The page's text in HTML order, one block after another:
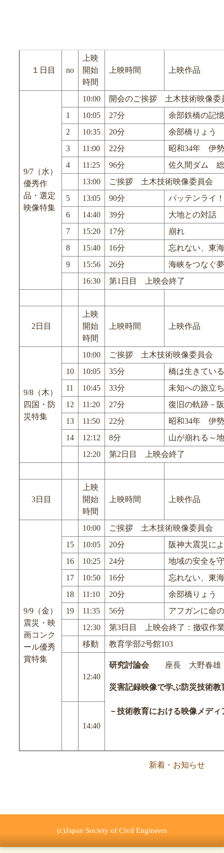
１日目 no
上映
開始
時間
上映時間 上映作品
9/7（水）
優秀作
品・選定
映像特集
10:00
開会のご挨拶 土木技術映像委
1
10:05 27分
余部鉄橋の記憶
2
10:35 20分
余部橋りょう
3
11:00 22分
昭和34年 伊
4
11:25 96分
佐久間ダム 総
13:00
ご挨拶 土木技術映像委員会
5
13:05 90分
パッテンライ
6
14:40 39分
大地との対話
7
15:20 17分
崩れ
8
15:40 16分
忘れない、東
9
15:56 26分
海峡をつなぐ
16:30
第1日目 上映会終了
2日目
上映
開始
時間
上映時間 上映作品
9/8（木）
四国・防
災特集
10:00
ご挨拶 土木技術映像委員会
10
10:05 35分
橋は生きてい
11
10:45 33分
未知への旅立
12
11:20 27分
復旧の軌跡－
13
11:50 22分
昭和34年 伊
14
12:12 8分
山が崩れる～
12:20
第2日目 上映会終了
3日目
上映
開始
時間
上映時間 上映作品
9/9（金）
震災・映
画コンク
ール優秀
賞特集
10:00
ご挨拶 土木技術映像委員会
15
10:05 20分
阪神大震災に
16
10:25 24分
地域の安全を
17
10:50 16分
忘れない、東
18
11:10 20分
余部橋りょう
19
11:35 56分
アフガンに命
12:30
第3日目 上映会終了：撤収作
移動
教育学部2号館103
12:40
研究討論会 座長 大野春雄（
災害記録映像で学ぶ防災技術教
－技術教育における映像メデ
14:40
新着・お知らせ
(c)Japan Society of Civil Engineers